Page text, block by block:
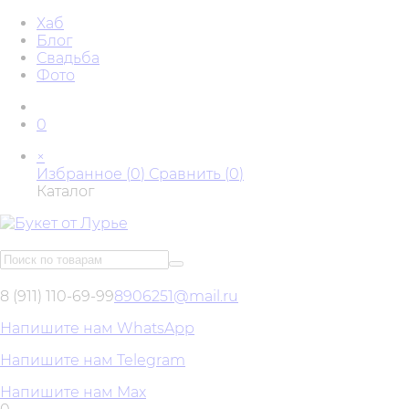
Хаб
Блог
Свадьба
Фото
0
×
Избранное (0) Сравнить (0)
Каталог
8 (911) 110-69-998906251@mail.ru
Напишите нам WhatsApp
Напишите нам Telegram
Напишите нам Max